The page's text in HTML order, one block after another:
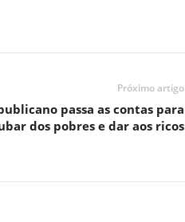
Próximo artigo
passa as contas para
dos pobres e dar aos ricos